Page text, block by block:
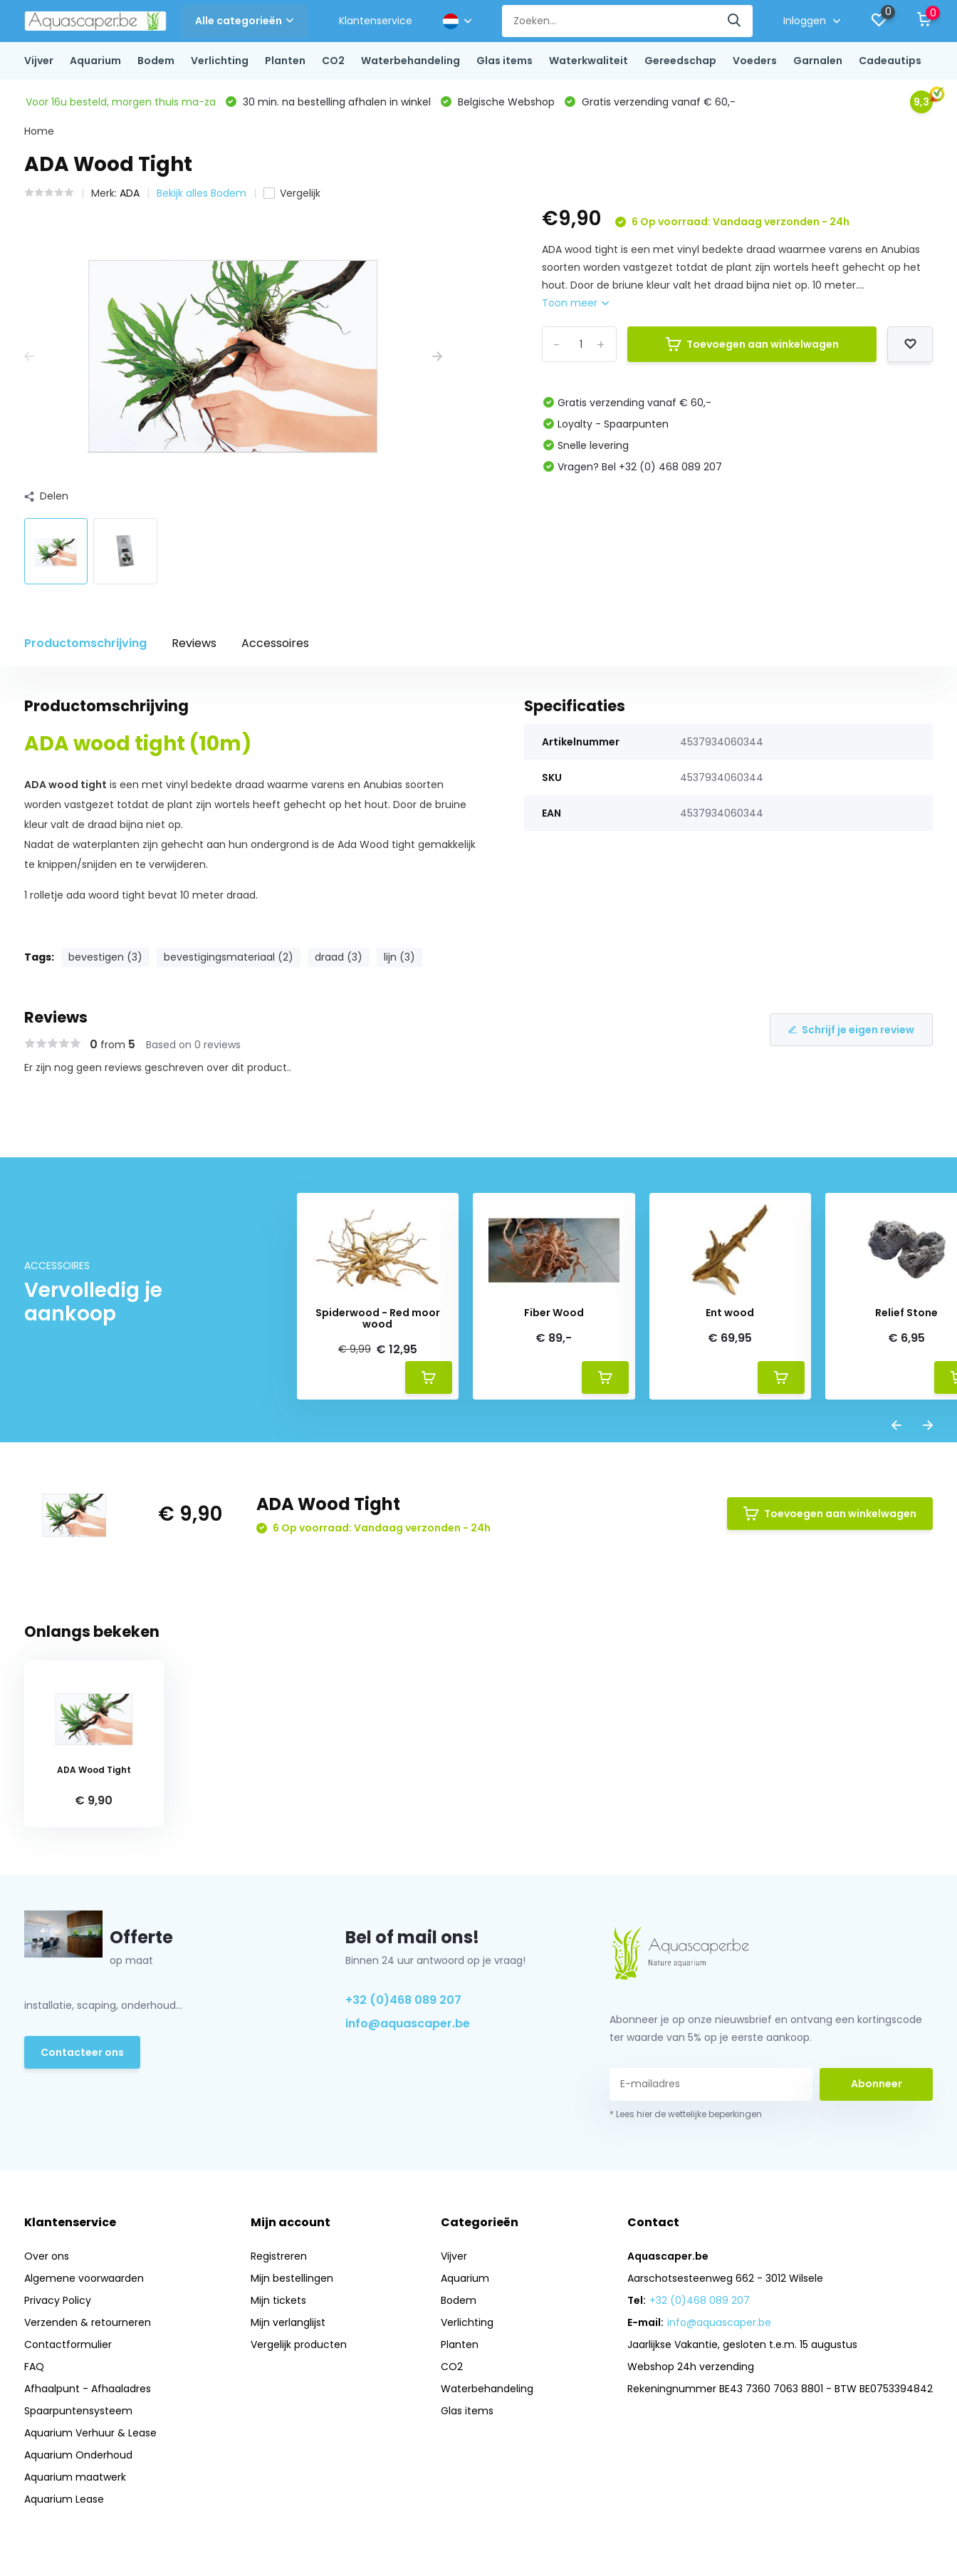
Alle categorieën Klantenservice Inloggen
0 0
Vijver Aquarium Bodem Verlichting Planten CO2 Waterbehandeling Glas items Waterkwaliteit Gereedschap Voeders Garnalen Cadeautips
Voor 16u besteld, morgen thuis ma-za 30 min. na bestelling afhalen in winkel Belgische Webshop Gratis verzending vanaf € 60,- 9,3
Home
ADA Wood Tight
Merk: ADA Bekijk alles Bodem Vergelijk
Delen
€9,90
6 Op voorraad: Vandaag verzonden - 24h
ADA wood tight is een met vinyl bedekte draad waarmee varens en Anubias
soorten worden vastgezet totdat de plant zijn wortels heeft gehecht op het
hout. Door de briune kleur valt het draad bijna niet op. 10 meter....
Toon meer
+
- Toevoegen aan winkelwagen
Gratis verzending vanaf € 60,-
Loyalty - Spaarpunten
Snelle levering
Vragen? Bel +32 (0) 468 089 207
Productomschrijving Reviews Accessoires
Productomschrijving
ADA wood tight (10m)
ADA wood tight is een met vinyl bedekte draad waarme varens en Anubias soorten
worden vastgezet totdat de plant zijn wortels heeft gehecht op het hout. Door de bruine
kleur valt de draad bijna niet op.
Nadat de waterplanten zijn gehecht aan hun ondergrond is de Ada Wood tight gemakkelijk
te knippen/snijden en te verwijderen.
1 rolletje ada woord tight bevat 10 meter draad.
Tags: bevestigen (3) bevestigingsmateriaal (2) draad (3) lijn (3)
Specificaties
Artikelnummer 4537934060344
SKU 4537934060344
EAN 4537934060344
Reviews
0 from 5 Based on 0 reviews
Schrijf je eigen review
Er zijn nog geen reviews geschreven over dit product..
ACCESSOIRES
Vervolledig je
aankoop
€ 6,95
Spiderwood - Red moor
wood
€ 9,99 € 12,95
Fiber Wood
€ 89,-
Ent wood
€ 69,95
Relief Stone
€ 6,95
€ 9,90 ADA Wood Tight
6 Op voorraad: Vandaag verzonden - 24h
Toevoegen aan winkelwagen
Onlangs bekeken
ADA Wood Tight
€ 9,90
Offerte
op maat
installatie, scaping, onderhoud...
Contacteer ons
Bel of mail ons!
Binnen 24 uur antwoord op je vraag!
+32 (0)468 089 207
info@aquascaper.be
Abonneer je op onze nieuwsbrief en ontvang een kortingscode
ter waarde van 5% op je eerste aankoop.
Abonneer
* Lees hier de wettelijke beperkingen
Klantenservice
Over ons
Algemene voorwaarden
Privacy Policy
Verzenden & retourneren
Contactformulier
FAQ
Afhaalpunt - Afhaaladres
Spaarpuntensysteem
Aquarium Verhuur & Lease
Aquarium Onderhoud
Aquarium maatwerk
Aquarium Lease
Mijn account
Registreren
Mijn bestellingen
Mijn tickets
Mijn verlanglijst
Vergelijk producten
Categorieën
Vijver
Aquarium
Bodem
Verlichting
Planten
CO2
Waterbehandeling
Glas items
Contact
Aquascaper.be
Aarschotsesteenweg 662 - 3012 Wilsele
Tel: +32 (0)468 089 207
E-mail: info@aquascaper.be
Jaarlijkse Vakantie, gesloten t.e.m. 15 augustus
Webshop 24h verzending
Rekeningnummer BE43 7360 7063 8801 - BTW BE0753394842